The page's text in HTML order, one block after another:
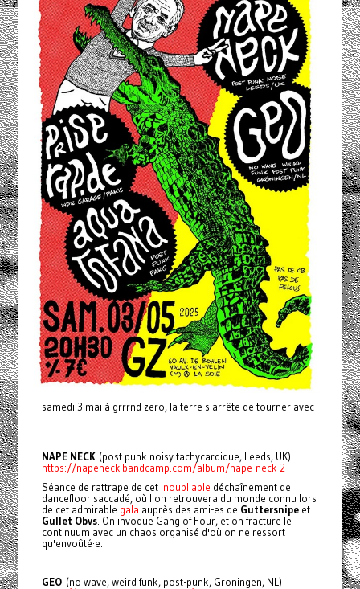
samedi 3 mai à grrrnd zero, la terre s'arrête de tourner avec
:
NAPE NECK (post punk noisy tachycardique, Leeds, UK)
https://napeneck.bandcamp.com/album/nape-neck-2
Séance de rattrape de cet inoubliable déchaînement de
dancefloor saccadé, où l'on retrouvera du monde connu lors
de cet admirable gala auprès des ami-es de Guttersnipeet
Gullet Obvs. On invoque Gang of Four, et on fracture le
continuum avec un chaos organisé d'où on ne ressort
qu'envoûté·e.
GEO (no wave, weird funk, post-punk, Groningen, NL)